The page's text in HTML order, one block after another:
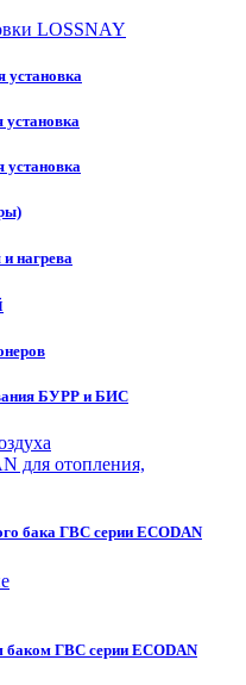
LOSSNAY
установка
установка
установка
нагрева
БУРР и БИС
для отопления,
бака ГВС серии ECODAN
баком ГВС серии ECODAN